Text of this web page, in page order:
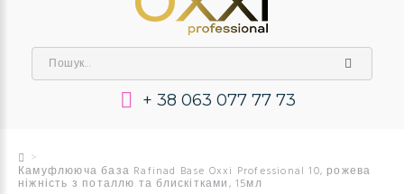
+ 38 063 077 77 73
Камуфлююча база Rafinad Base Oxxi Professional 10, рожева
ніжність з поталлю та блискітками, 15мл